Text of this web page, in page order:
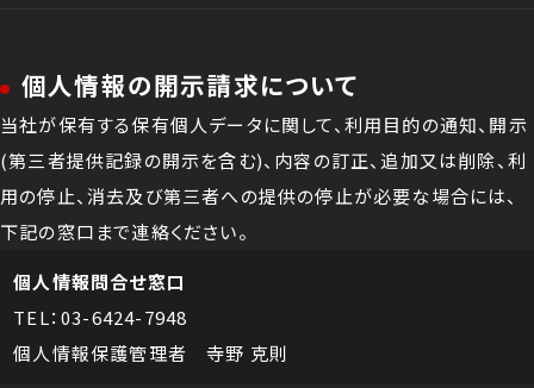
個人情報の開示請求について
当社が保有する保有個人データに関して、利用目的の通知、開示
(第三者提供記録の開示を含む)、内容の訂正、追加又は削除、利
用の停止、消去及び第三者への提供の停止が必要な場合には、
下記の窓口まで連絡ください。
個人情報問合せ窓口
TEL：03-6424-7948
個人情報保護管理者 寺野 克則